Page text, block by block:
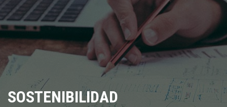
SOSTENIBILIDAD